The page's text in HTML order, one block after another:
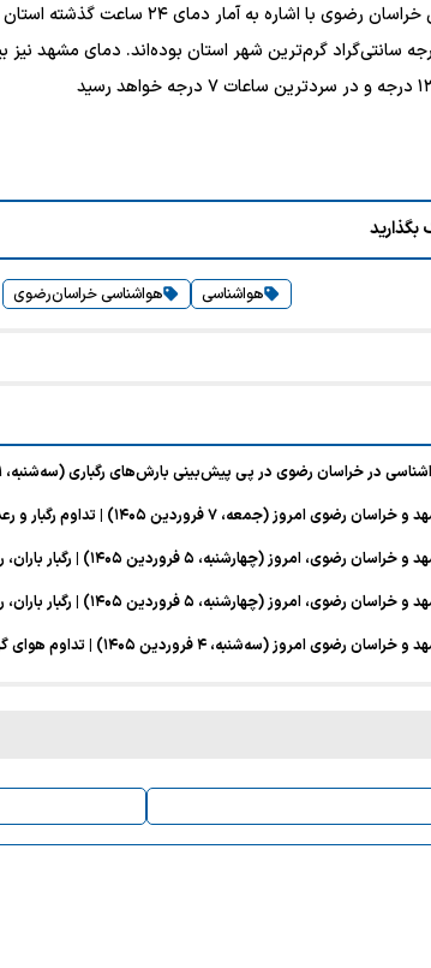
هواشناسی هواشناسی خراسان‌رضوی
در خراسان رضوی در پی پیش‌بینی بارش‌های رگباری (سه‌شنبه، ۱۱ فروردین ۱۴۰۵)
۷ فروردین ۱۴۰۵) | تداوم رگبار و رعدوبرق در برخی نقاط استان
۵ فروردین ۱۴۰۵) | رگبار باران، رعدوبرق و تگرگ متناوب تا پایان هفته در استان
(چهارشنبه، ۵ فروردین ۱۴۰۵) | رگبار باران، رعدوبرق و تگرگ
(سه‌شنبه، ۴ فروردین ۱۴۰۵) | تداوم هوای گرم تا آخر هفته